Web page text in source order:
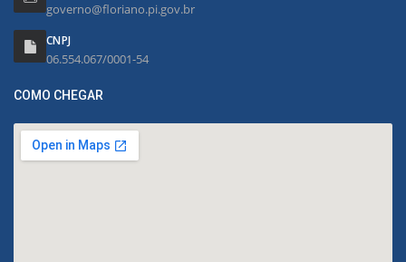
governo@floriano.pi.gov.br
CNPJ
06.554.067/0001-54
COMO CHEGAR